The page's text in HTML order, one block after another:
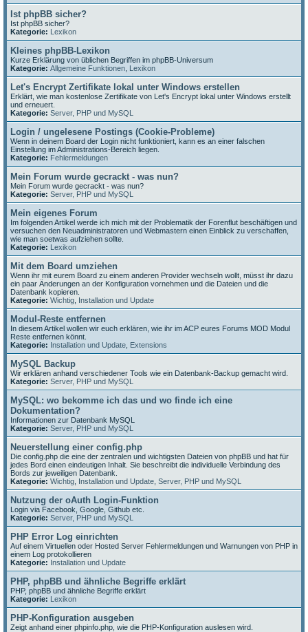
Ist phpBB sicher?
Ist phpBB sicher?
Kategorie: Lexikon
Kleines phpBB-Lexikon
Kurze Erklärung von üblichen Begriffen im phpBB-Universum
Kategorie: Allgemeine Funktionen Lexikon
Let's Encrypt Zertifikate lokal unter Windows erstellen
Erklärt, wie man kostenlose Zertifikate von Let's Encrypt lokal unter Windows erstellt
und erneuert.
Kategorie: Server, PHP und MySQL
Login / ungelesene Postings (Cookie-Probleme)
Wenn in deinem Board der Login nicht funktioniert, kann es an einer falschen
Einstellung im Administrations-Bereich liegen.
Kategorie: Fehlermeldungen
Mein Forum wurde gecrackt - was nun?
Mein Forum wurde gecrackt - was nun?
Kategorie: Server, PHP und MySQL
Mein eigenes Forum
Im folgenden Artikel werde ich mich mit der Problematik der Forenflut beschäftigen und
versuchen den Neuadministratoren und Webmastern einen Einblick zu verschaffen,
wie man soetwas aufziehen sollte.
Kategorie: Lexikon
Mit dem Board umziehen
Wenn ihr mit eurem Board zu einem anderen Provider wechseln wollt, müsst ihr dazu
ein paar Änderungen an der Konfiguration vornehmen und die Dateien und die
Datenbank kopieren.
Kategorie: Wichtig Installation und Update
Modul-Reste entfernen
In diesem Artikel wollen wir euch erklären, wie ihr im ACP eures Forums MOD Modul
Reste entfernen könnt.
Kategorie: Installation und Update Extensions
MySQL Backup
Wir erklären anhand verschiedener Tools wie ein Datenbank-Backup gemacht wird.
Kategorie: Server, PHP und MySQL
MySQL: wo bekomme ich das und wo finde ich eine
Dokumentation?
Informationen zur Datenbank MySQL
Kategorie: Server, PHP und MySQL
Neuerstellung einer config.php
Die config.php die eine der zentralen und wichtigsten Dateien von phpBB und hat für
jedes Bord einen eindeutigen Inhalt. Sie beschreibt die individuelle Verbindung des
Bords zur jeweiligen Datenbank.
Kategorie: Wichtig Installation und Update Server, PHP und MySQL
Nutzung der oAuth Login-Funktion
Login via Facebook, Google, Github etc.
Kategorie: Server, PHP und MySQL
PHP Error Log einrichten
Auf einem Virtuellen oder Hosted Server Fehlermeldungen und Warnungen von PHP in
einem Log protokollieren
Kategorie: Installation und Update
PHP, phpBB und ähnliche Begriffe erklärt
PHP, phpBB und ähnliche Begriffe erklärt
Kategorie: Lexikon
PHP-Konfiguration ausgeben
Zeigt anhand einer phpinfo.php, wie die PHP-Konfiguration auslesen wird.